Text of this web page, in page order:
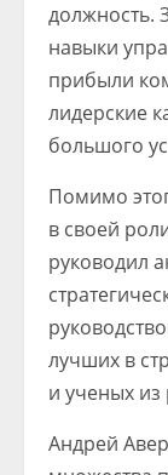
должность.
навыки
прибыли
лидерские
большого
Помимо
в своей
руководил
лучших в
и ученых из
Андрей